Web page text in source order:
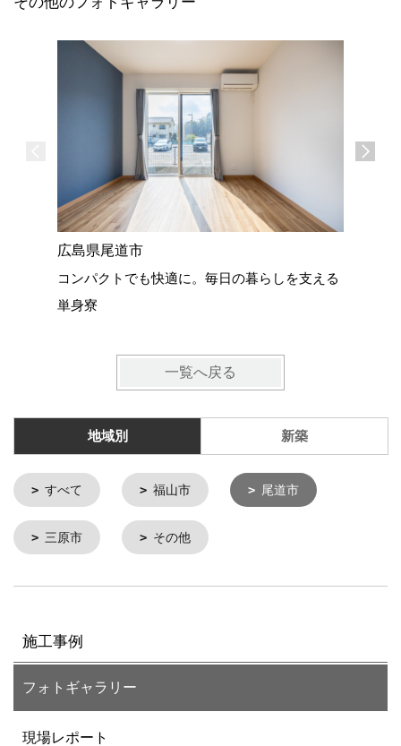
広島県尾道市
コンパクトでも快適に。毎日の暮らしを支える
単身寮
一覧へ戻る
地域別 新築
すべて 福山市 尾道市
三原市 その他
施工事例
フォトギャラリー
現場レポート